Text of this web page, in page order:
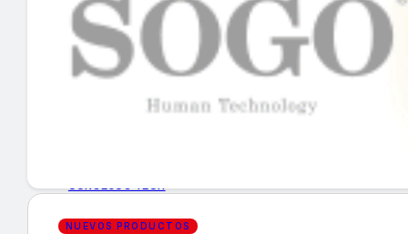
INICIO
EMPRESAS
GUÍA DE COMPRA
MERCADOS Y TENDENCIAS
NUEVOS PRODUCTOS